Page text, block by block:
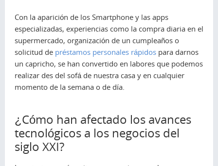
Con la aparición de los Smartphone y las apps
especializadas, experiencias como la compra diaria en el
supermercado, organización de un cumpleaños o
solicitud de préstamos personales rápidos para darnos
un capricho, se han convertido en labores que podemos
realizar des del sofá de nuestra casa y en cualquier
momento de la semana o de día.
¿Cómo han afectado los avances
tecnológicos a los negocios del
siglo XXI?